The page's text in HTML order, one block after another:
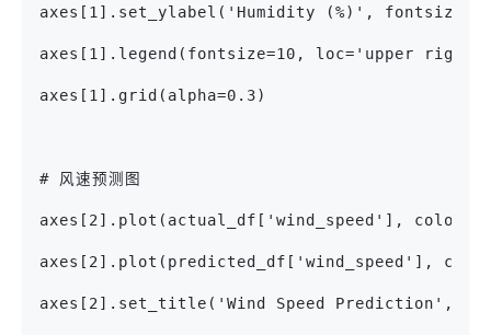
axes[1].set_ylabel('Humidity (%)',
axes[1].legend(fontsize=10, loc='upper
axes[1].grid(alpha=0.3)
# 风速预测图
axes[2].plot(actual_df['wind_speed'],
axes[2].plot(predicted_df['wind_speed'],
axes[2].set_title('Wind Speed Prediction',